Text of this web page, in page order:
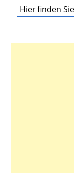
Hier finden